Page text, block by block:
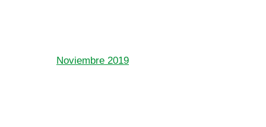
Noviembre 2019